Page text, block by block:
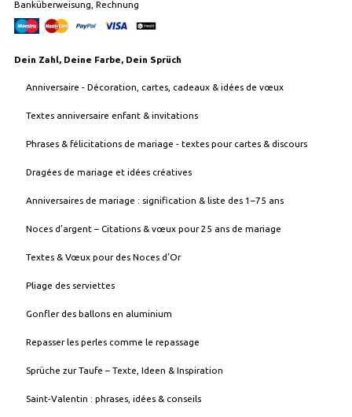
Banküberweisung, Rechnung
Dein Zahl, Deine Farbe, Dein Sprüch
Anniversaire - Décoration, cartes, cadeaux & idées de vœux
Textes anniversaire enfant & invitations
Phrases & félicitations de mariage - textes pour cartes & discours
Dragées de mariage et idées créatives
Anniversaires de mariage : signification & liste des 1–75 ans
Noces d’argent – Citations & vœux pour 25 ans de mariage
Textes & Vœux pour des Noces d’Or
Pliage des serviettes
Gonfler des ballons en aluminium
Repasser les perles comme le repassage
Sprüche zur Taufe – Texte, Ideen & Inspiration
Saint-Valentin : phrases, idées & conseils